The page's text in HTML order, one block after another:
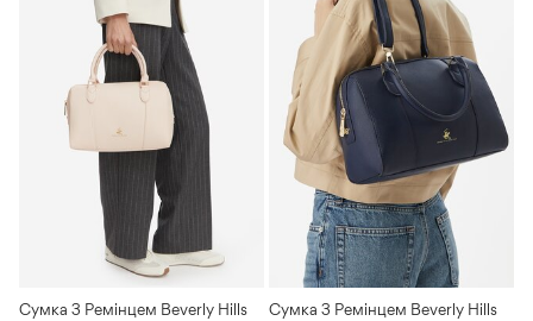
Сумка З Ремінцем Beverly Hills
Сумка З Ремінцем Beverly Hills